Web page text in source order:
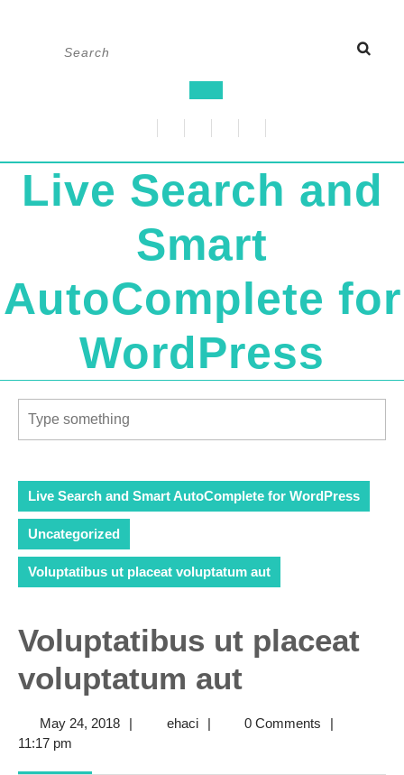
Button
Live Search and
Smart
AutoComplete for
WordPress
Live Search and Smart AutoComplete for WordPress
Uncategorized
Voluptatibus ut placeat voluptatum aut
Voluptatibus ut placeat
voluptatum aut
May 24, 2018May
| ehaciehaci
| 0 Comments
|
11:17 pm